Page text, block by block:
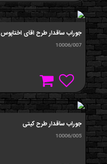
جوراب ساقدار طرح اقای اختاپوس
10006/007
جوراب ساقدار طرح کیتی
10006/005